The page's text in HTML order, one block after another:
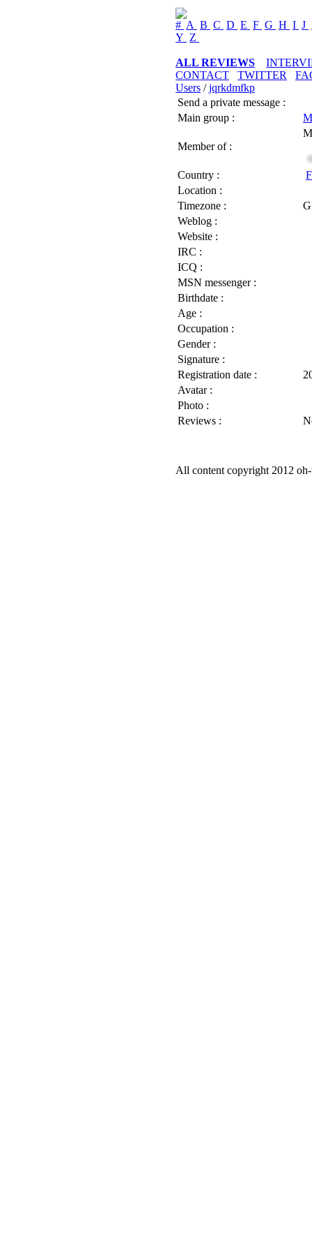
# A B C D E F G H I J
Y Z
ALL REVIEWS
CONTACT
TWITTER
Users /jqrkdmfkp
Send a private message :
Main group :
Member of :
Country :
Location :
Timezone :
Weblog :
Website :
IRC :
ICQ :
MSN messenger :
Birthdate :
Age :
Occupation :
Gender :
Signature :
Registration date :
Avatar :
Photo :
Reviews :
All content copyright 2012